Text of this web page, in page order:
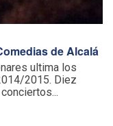
de Alcalá
ultima los
2015. Diez